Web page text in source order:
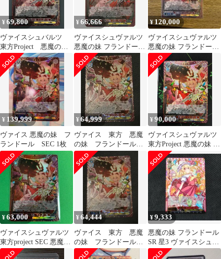
¥69,800
ヴァイスシュバルツ
東方Project 悪魔の
妹 フランドール
SEC サイン
¥66,666
ヴァイスシュヴァルツ
悪魔の妹 フランドール
SEC サイン 東方Project
¥ 120,000
ヴァイスシュヴァルツ
悪魔の妹 フランドール
SEC
¥ 139,999
ヴァイス 悪魔の妹 フ
ランドール SEC 1枚
¥64,999
ヴァイス 東方 悪魔
の妹 フランドール
SEC
¥90,000
ヴァイスシュヴァルツ
東方Project 悪魔の妹 フ
ランドール SEC サイン
THP/S130-060EX
¥63,000
ヴァイスシュヴァルツ
東方project SEC 悪魔の
妹 フランドール
¥64,444
ヴァイス 東方 悪魔
の妹 フランドール
SEC
¥9,333
悪魔の妹 フランドール
SR 星3 ヴァイスシュヴ
ァルツ